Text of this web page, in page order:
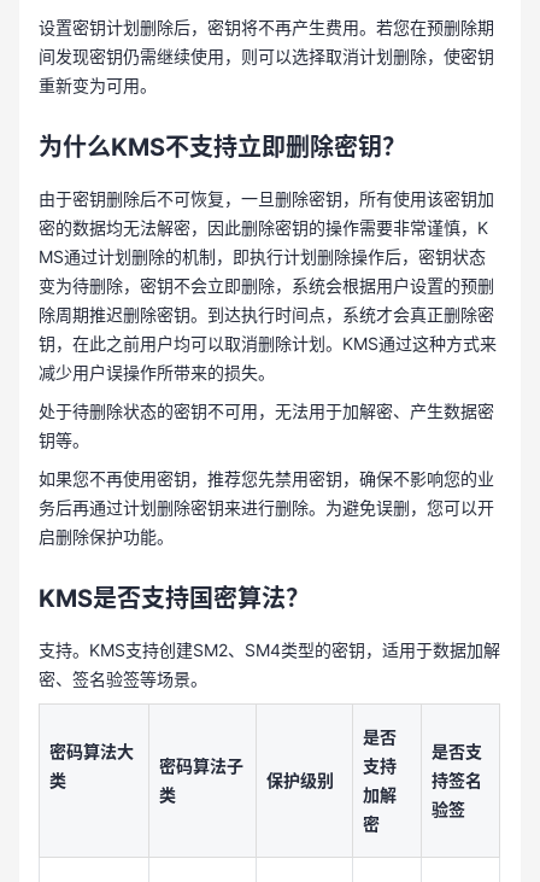
设置密钥计划删除后，密钥将不再产生费用。若您在预删除期
间发现密钥仍需继续使用，则可以选择取消计划删除，使密钥
重新变为可用。
为什么KMS不支持立即删除密钥？
由于密钥删除后不可恢复，一旦删除密钥，所有使用该密钥加
密的数据均无法解密，因此删除密钥的操作需要非常谨慎，K
MS通过计划删除的机制，即执行计划删除操作后，密钥状态
变为待删除，密钥不会立即删除，系统会根据用户设置的预删
除周期推迟删除密钥。到达执行时间点，系统才会真正删除密
钥，在此之前用户均可以取消删除计划。KMS通过这种方式来
减少用户误操作所带来的损失。
处于待删除状态的密钥不可用，无法用于加解密、产生数据密
钥等。
如果您不再使用密钥，推荐您先禁用密钥，确保不影响您的业
务后再通过计划删除密钥来进行删除。为避免误删，您可以开
启删除保护功能。
KMS是否支持国密算法？
支持。KMS支持创建SM2、SM4类型的密钥，适用于数据加解
密、签名验签等场景。
密码算法大
类
密码算法子
类
保护级别
是否
支持
加解
密
是否支
持签名
验签